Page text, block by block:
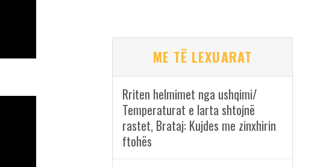
ME TË LEXUARAT
Rriten helmimet nga ushqimi/
Temperaturat e larta shtojnë
rastet, Brataj: Kujdes me zinxhirin
ftohës